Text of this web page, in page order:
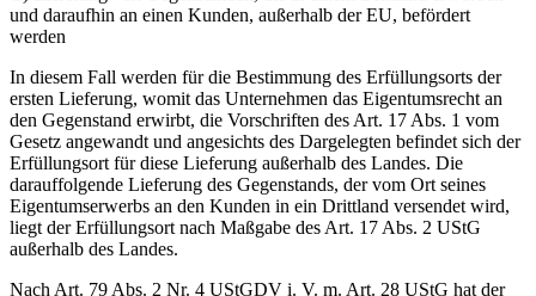
und daraufhin an einen Kunden, außerhalb der EU, befördert
werden
In diesem Fall werden für die Bestimmung des Erfüllungsorts der
ersten Lieferung, womit das Unternehmen das Eigentumsrecht an
den Gegenstand erwirbt, die Vorschriften des Art. 17 Abs. 1 vom
Gesetz angewandt und angesichts des Dargelegten befindet sich der
Erfüllungsort für diese Lieferung außerhalb des Landes. Die
darauffolgende Lieferung des Gegenstands, der vom Ort seines
Eigentumserwerbs an den Kunden in ein Drittland versendet wird,
liegt der Erfüllungsort nach Maßgabe des Art. 17 Abs. 2 UStG
außerhalb des Landes.
Nach Art. 79 Abs. 2 Nr. 4 UStGDV i. V. m. Art. 28 UStG hat der